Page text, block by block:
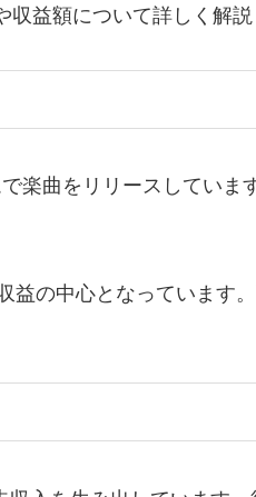
益額について詳しく解説
曲をリリースしていま
の中心となっています